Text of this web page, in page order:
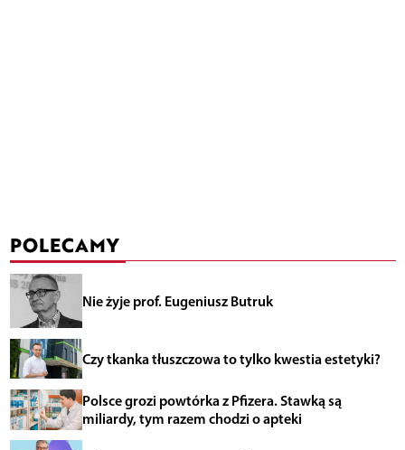
POLECAMY
Nie żyje prof. Eugeniusz Butruk
Czy tkanka tłuszczowa to tylko kwestia estetyki?
Polsce grozi powtórka z Pfizera. Stawką są
miliardy, tym razem chodzi o apteki